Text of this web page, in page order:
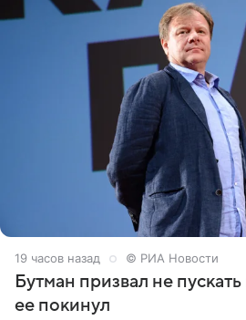
19 часов назад © РИА Новости
Бутман призвал не
ее покинул